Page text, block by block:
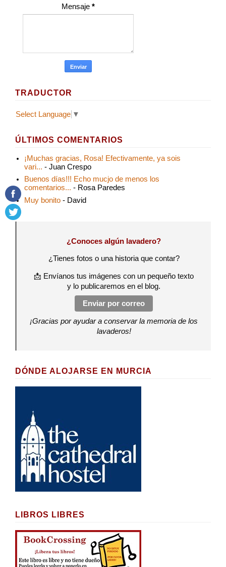
Mensaje *
TRADUCTOR
Select Language ▼
ÚLTIMOS COMENTARIOS
¡Muchas gracias, Rosa! Efectivamente, ya sois
vari... - Juan Crespo
Buenos días!!! Echo mucjo de menos los
comentarios... - Rosa Paredes
Muy bonito - David
¿Conoces algún lavadero?
¿Tienes fotos o una historia que contar?
📩 Envíanos tus imágenes con un pequeño texto
y lo publicaremos en el blog.
Enviar por correo
¡Gracias por ayudar a conservar la memoria de los
lavaderos!
DÓNDE ALOJARSE EN MURCIA
LIBROS LIBRES